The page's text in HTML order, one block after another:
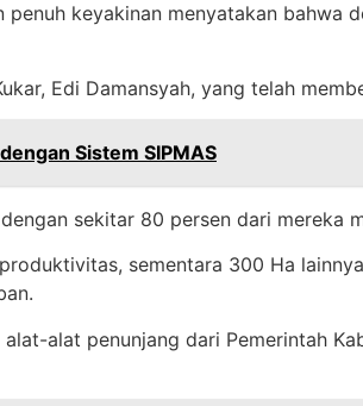
penuh keyakinan menyatakan
Edi Damansyah, yang telah
Sistem SIPMAS
sekitar 80 persen dari mereka
sementara 300 Ha
alat penunjang dari Pemerintah